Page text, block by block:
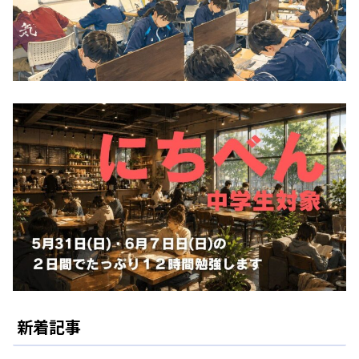
新着記事